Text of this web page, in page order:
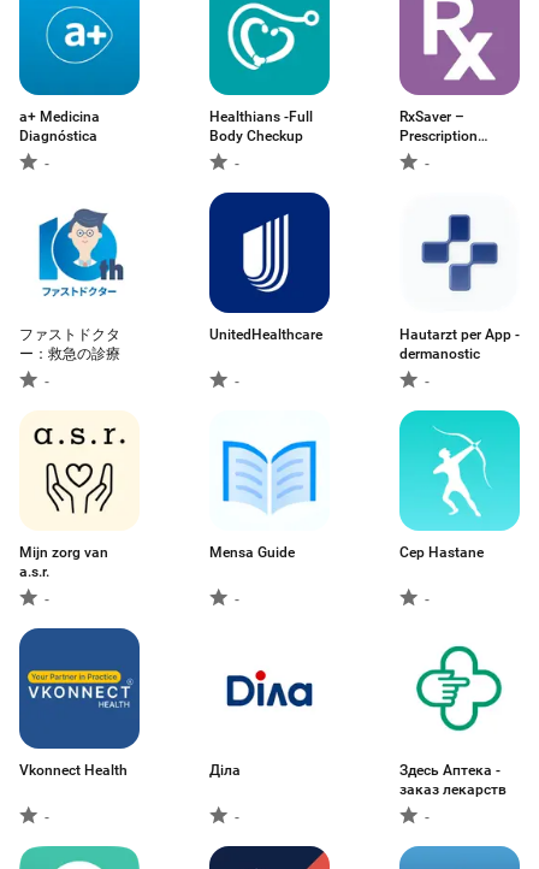
a+ Medicina
Diagnóstica
-
Healthians -Full
Body Checkup
-
RxSaver –
Prescription
Coupons
-
ファストドクタ
ー：救急の診療
-
UnitedHealthcare
-
Hautarzt per App -
dermanostic
-
Mijn zorg van
a.s.r.
-
Mensa Guide
-
Cep Hastane
-
Vkonnect Health
-
Діла
-
Здесь Аптека -
заказ лекарств
-